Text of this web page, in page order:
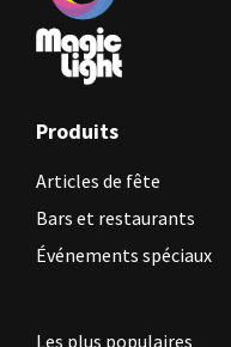
Produits
Articles de fête
Bars et restaurants
Événements spéciaux
Les plus populaires